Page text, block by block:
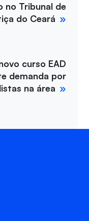
no Tribunal de
do Ceará
curso EAD
demanda por
na área